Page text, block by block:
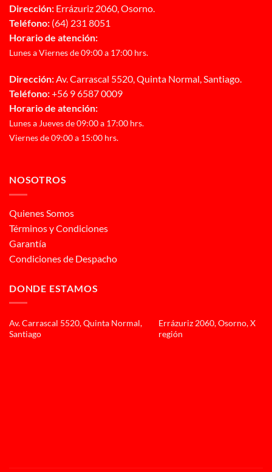
Dirección: Errázuriz 2060, Osorno.
Teléfono: (64) 231 8051
Horario de atención:
Lunes a Viernes de 09:00 a 17:00 hrs.
Dirección:Av. Carrascal 5520, Quinta Normal, Santiago.
Teléfono:+56 9 6587 0009
Horario de atención:
Lunes a Jueves de 09:00 a 17:00 hrs.
Viernes de 09:00 a 15:00 hrs.
NOSOTROS
Quienes Somos
Términos y Condiciones
Garantía
Condiciones de Despacho
DONDE ESTAMOS
Av. Carrascal 5520, Quinta Normal,
Santiago
Errázuriz 2060, Osorno, X
región